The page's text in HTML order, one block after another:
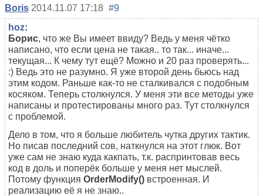
Boris 2014.11.07 17:18 #9
hoz:
Борис, что же Вы имеет ввиду? Ведь у меня чётко
написано, что если цена не такая.. то так... иначе...
текущая... К чему тут ещё? Можно и 20 раз проверять...
:) Ведь это не разумно. Я уже второй день бьюсь над
этим кодом. Раньше как-то не сталкивался с подобным
косяком. Теперь столкнулся. У меня эти все методы уже
написаны и протестированы много раз. Тут столкнулся
с проблемой.
Дело в том, что я больше любитель чутка других тактик.
Но писав последний сов, наткнулся на этот глюк. Вот
уже сам не знаю куда какпать, т.к. распринтовав весь
код в доль и поперёк больше у меня нет мыслей.
Потому функция OrderModify() встроенная. И
реализацию её я не знаю..